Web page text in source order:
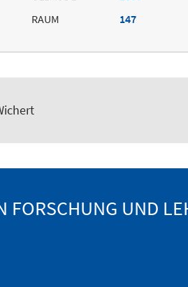
RAUM
147
FORSCHUNG UND